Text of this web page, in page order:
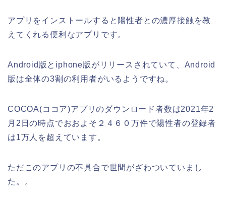
アプリをインストールすると陽性者との濃厚接触を教
えてくれる便利なアプリです。
Android版とiphone版がリリースされていて、Android
版は全体の3割の利用者がいるようですね。
COCOA(ココア)アプリのダウンロード者数は2021年2
月2日の時点でおおよそ２４６０万件で陽性者の登録者
は1万人を超えています。
ただこのアプリの不具合で世間がざわついていまし
た。。